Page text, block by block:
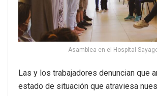
Asamblea en el Hospital
Las y los trabajadores denuncian que
estado de situación que atraviesa